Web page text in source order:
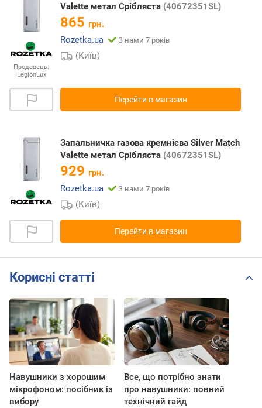
Продавець:
LegionLux
Valette метал Срібляста (40672351SL)
865 грн.
Rozetka.ua
З нами 7 років
(Київ)
Перейти в магазин
Запальничка газова кремнієва Silver Match
Valette метал Срібляста (40672351SL)
929 грн.
Rozetka.ua
З нами 7 років
(Київ)
Перейти в магазин
Корисні статті
Навушники з хорошим
мікрофоном: посібник із
вибору
Все, що потрібно знати
про навушники: повний
технічний гайд